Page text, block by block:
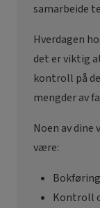
samarbeide
Hverdagen
det er viktig
kontroll på
mengder av
Noen av
være:
Kontroll